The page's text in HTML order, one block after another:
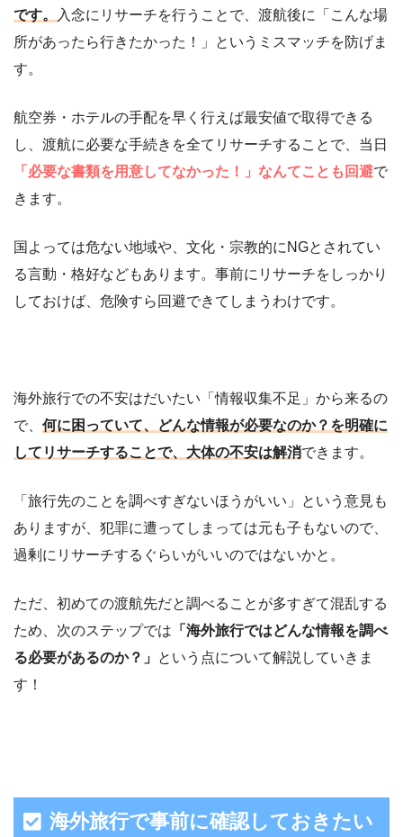
です。
入念にリサーチを行うことで、渡航後に「こんな場
所があったら行きたかった！」というミスマッチを防げま
す。
航空券・ホテルの手配を早く行えば最安値で取得できる
し、渡航に必要な手続きを全てリサーチすることで、当日
「必要な書類を用意してなかった！」なんてことも回避で
きます。
国よっては危ない地域や、文化・宗教的にNGとされてい
る言動・格好などもあります。事前にリサーチをしっかり
しておけば、危険すら回避できてしまうわけです。
海外旅行での不安はだいたい「情報収集不足」から来るの
で、 何に困っていて、どんな情報が必要なのか？を明確に
してリサーチすることで、大体の不安は解消できます。
「旅行先のことを調べすぎないほうがいい」という意見も
ありますが、犯罪に遭ってしまっては元も子もないので、
過剰にリサーチするぐらいがいいのではないかと。
ただ、初めての渡航先だと調べることが多すぎて混乱する
ため、次のステップでは 「海外旅行ではどんな情報を調べ
る必要があるのか？」 という点について解説していきま
す！
海外旅行で事前に確認しておきたい